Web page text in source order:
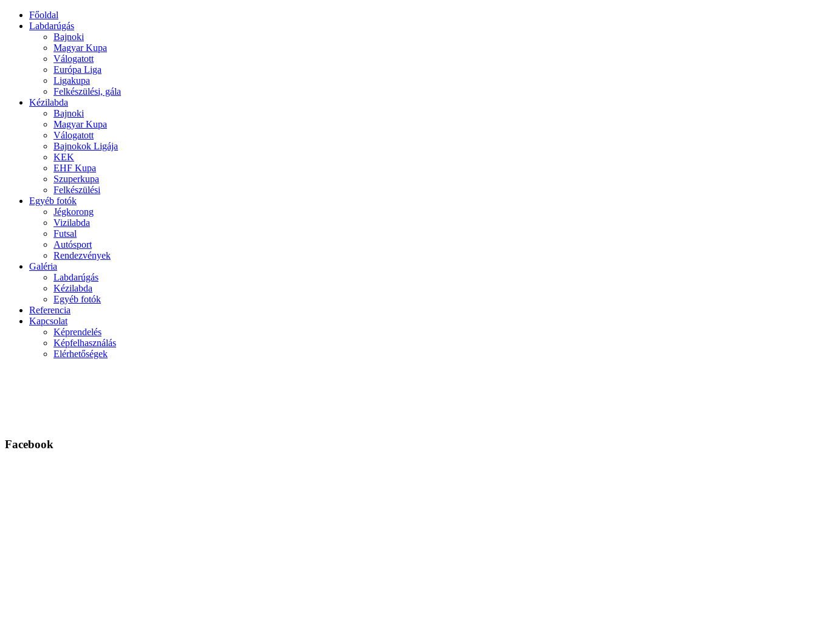
Főoldal
Labdarúgás
Bajnoki
Magyar Kupa
Válogatott
Európa Liga
Ligakupa
Felkészülési, gála
Kézilabda
Bajnoki
Magyar Kupa
Válogatott
Bajnokok Ligája
KEK
EHF Kupa
Szuperkupa
Felkészülési
Egyéb fotók
Jégkorong
Vizilabda
Futsal
Autósport
Rendezvények
Galéria
Labdarúgás
Kézilabda
Egyéb fotók
Referencia
Kapcsolat
Képrendelés
Képfelhasználás
Elérhetőségek
Facebook